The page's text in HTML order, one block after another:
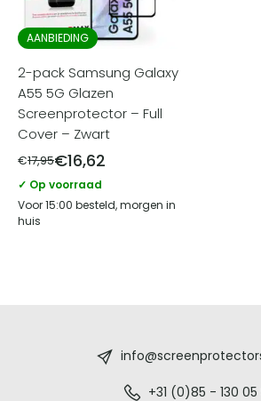
AANBIEDING
2-pack Samsung Galaxy
A55 5G Glazen
Screenprotector – Full
Cover – Zwart
€17,95€16,62
✓ Op voorraad
Voor 15:00 besteld, morgen in
huis
+31 (0)85 - 130